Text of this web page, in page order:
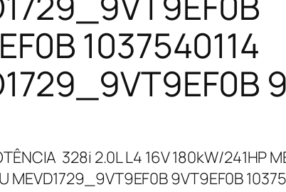
1037540114
328i 2.0L L4 16V 180kW/241HP
MEVD1729_9VT9EF0B 9VT9EF0B